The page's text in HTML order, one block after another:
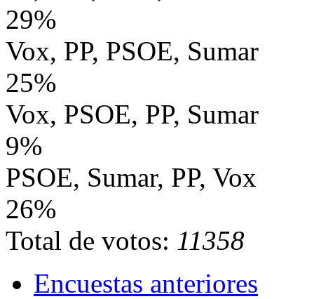
29%
Vox, PP, PSOE, Sumar
25%
Vox, PSOE, PP, Sumar
9%
PSOE, Sumar, PP, Vox
26%
Total de votos: 11358
Encuestas anteriores